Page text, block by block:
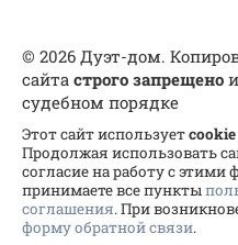
© 2026 Дуэт-дом.
сайта строго запрещено
судебном порядке
Этот сайт используетcookie
Продолжая использовать
согласие на работу с этими
принимаете все пункты
соглашения. При
форму обратной связи.